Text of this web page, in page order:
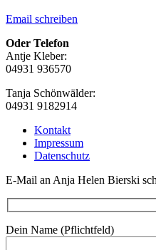
Email schreiben
Oder Telefon
Antje Kleber:
04931 936570
Tanja Schönwälder:
04931 9182914
Kontakt
Impressum
Datenschutz
E-Mail an Anja Helen Bierski
Dein Name (Pflichtfeld)